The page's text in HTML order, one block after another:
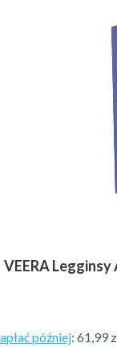
VEERA
później: 61,99